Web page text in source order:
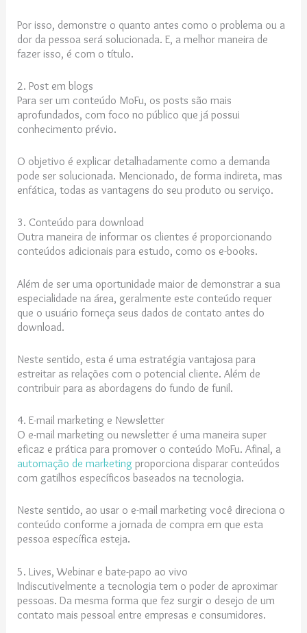
Por isso, demonstre o quanto antes como o problema ou a
dor da pessoa será solucionada. E, a melhor maneira de
fazer isso, é com o título.
2. Post em blogs
Para ser um conteúdo MoFu, os posts são mais
aprofundados, com foco no público que já possui
conhecimento prévio.
O objetivo é explicar detalhadamente como a demanda
pode ser solucionada. Mencionado, de forma indireta, mas
enfática, todas as vantagens do seu produto ou serviço.
3. Conteúdo para download
Outra maneira de informar os clientes é proporcionando
conteúdos adicionais para estudo, como os e-books.
Além de ser uma oportunidade maior de demonstrar a sua
especialidade na área, geralmente este conteúdo requer
que o usuário forneça seus dados de contato antes do
download.
Neste sentido, esta é uma estratégia vantajosa para
estreitar as relações com o potencial cliente. Além de
contribuir para as abordagens do fundo de funil.
4. E-mail marketing e Newsletter
O e-mail marketing ou newsletter é uma maneira super
eficaz e prática para promover o conteúdo MoFu. Afinal, a
automação de marketing proporciona disparar conteúdos
com gatilhos específicos baseados na tecnologia.
Neste sentido, ao usar o e-mail marketing você direciona o
conteúdo conforme a jornada de compra em que esta
pessoa específica esteja.
5. Lives, Webinar e bate-papo ao vivo
Indiscutivelmente a tecnologia tem o poder de aproximar
pessoas. Da mesma forma que fez surgir o desejo de um
contato mais pessoal entre empresas e consumidores.